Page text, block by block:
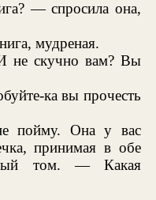
— спросила она,
мудреная.
не скучно вам? Вы
ка вы прочесть
пойму. Она у вас
принимая в обе
том. — Какая